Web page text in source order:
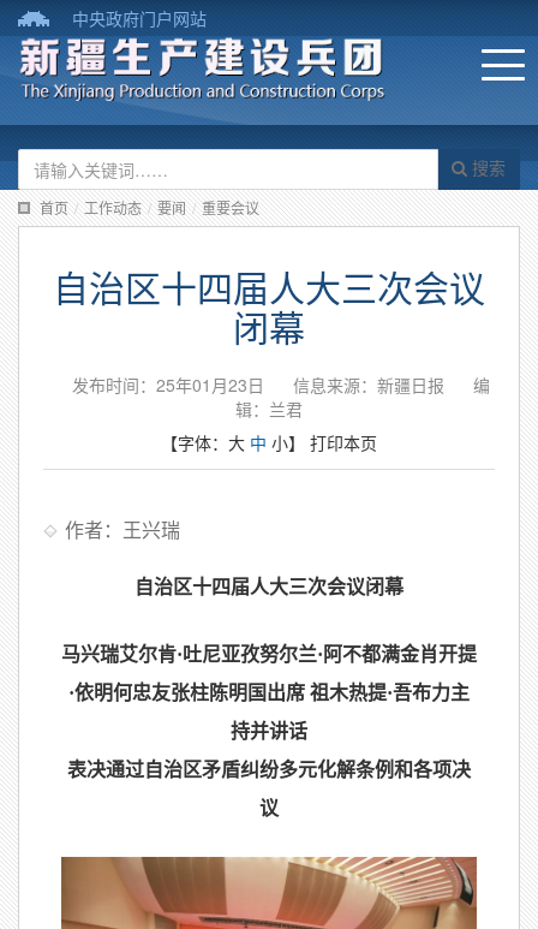
中央政府门户网站
搜索
首页 / 工作动态 / 要闻 / 重要会议
自治区十四届人大三次会议
闭幕
发布时间：25年01月23日 信息来源：新疆日报
编
辑：兰君
【字体： 大 中 小】 打印本页
作者：王兴瑞
自治区十四届人大三次会议闭幕
马兴瑞艾尔肯·吐尼亚孜努尔兰·阿不都满金肖开提
·依明何忠友张柱陈明国出席 祖木热提·吾布力主
持并讲话
表决通过自治区矛盾纠纷多元化解条例和各项决
议